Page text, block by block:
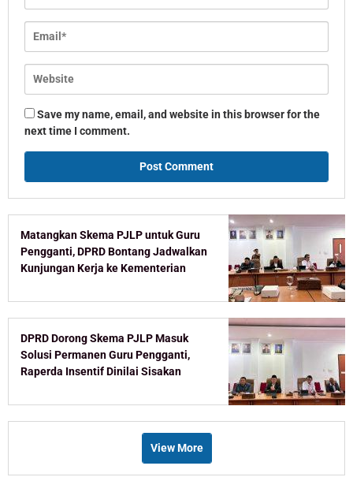
Save my name, email, and website in this browser for the
next time I comment.
Matangkan Skema PJLP untuk Guru
Pengganti, DPRD Bontang Jadwalkan
Kunjungan Kerja ke Kementerian
DPRD Dorong Skema PJLP Masuk
Solusi Permanen Guru Pengganti,
Raperda Insentif Dinilai Sisakan
View More